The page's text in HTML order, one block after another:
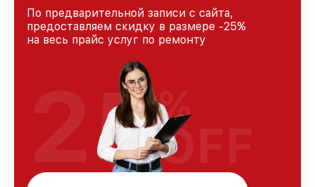
По предварительной записи с сайта,
предоставляем скидку в размере -25%
на весь прайс услуг по ремонту
25%
OFF